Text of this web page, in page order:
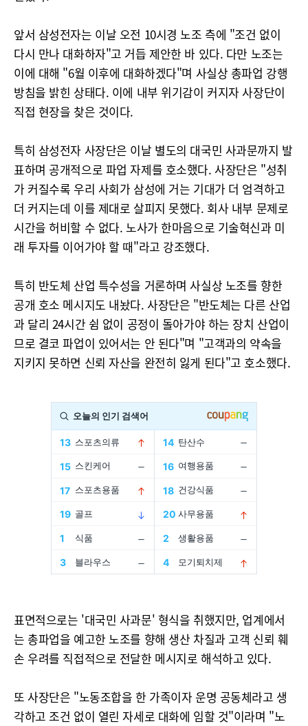
앞서 삼성전자는 이날 오전 10시경 노조 측에 "조건 없이
다시 만나 대화하자"고 거듭 제안한 바 있다. 다만 노조는
이에 대해 "6월 이후에 대화하겠다"며 사실상 총파업 강행
방침을 밝힌 상태다. 이에 내부 위기감이 커지자 사장단이
직접 현장을 찾은 것이다.
특히 삼성전자 사장단은 이날 별도의 대국민 사과문까지 발
표하며 공개적으로 파업 자제를 호소했다. 사장단은 "성취
가 커질수록 우리 사회가 삼성에 거는 기대가 더 엄격하고
더 커지는데 이를 제대로 살피지 못했다. 회사 내부 문제로
시간을 허비할 수 없다. 노사가 한마음으로 기술혁신과 미
래 투자를 이어가야 할 때"라고 강조했다.
특히 반도체 산업 특수성을 거론하며 사실상 노조를 향한
공개 호소 메시지도 내놨다. 사장단은 "반도체는 다른 산업
과 달리 24시간 쉼 없이 공정이 돌아가야 하는 장치 산업이
므로 결코 파업이 있어서는 안 된다"며 "고객과의 약속을
지키지 못하면 신뢰 자산을 완전히 잃게 된다"고 호소했다.
표면적으로는 '대국민 사과문' 형식을 취했지만, 업계에서
는 총파업을 예고한 노조를 향해 생산 차질과 고객 신뢰 훼
손 우려를 직접적으로 전달한 메시지로 해석하고 있다.
또 사장단은 "노동조합을 한 가족이자 운명 공동체라고 생
각하고 조건 없이 열린 자세로 대화에 임할 것"이라며 "노